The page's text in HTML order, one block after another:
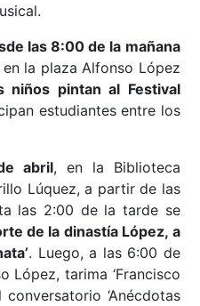
las 8:00 de la mañana
la plaza Alfonso López
niños pintan al Festival
estudiantes entre los
abril, en la Biblioteca
Lúquez, a partir de las
las 2:00 de la tarde se
de la dinastía López, a
. Luego, a las 6:00 de
López, tarima ‘Francisco
‘Anécdotas